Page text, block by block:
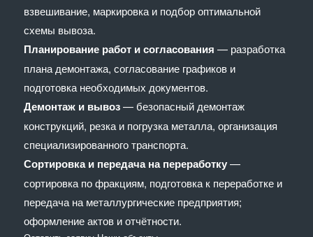
взвешивание, маркировка и подбор оптимальной
схемы вывоза.
Планирование работ и согласования — разработка
плана демонтажа, согласование графиков и
подготовка необходимых документов.
Демонтаж и вывоз— безопасный демонтаж
конструкций, резка и погрузка металла, организация
специализированного транспорта.
Сортировка и передача на переработку—
сортировка по фракциям, подготовка к переработке и
передача на металлургические предприятия;
оформление актов и отчётности.